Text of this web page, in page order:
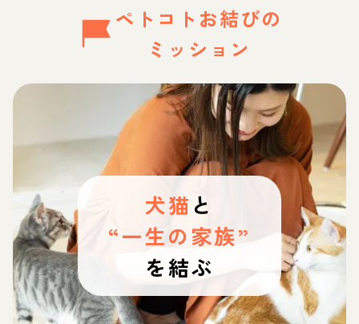
ペトコトお結びの
ミッション
犬猫 と
“一生の家族”
を結ぶ